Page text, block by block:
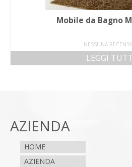
Mobile da Bagno
NESSUNA
LEGGI
AZIENDA
HOME
AZIENDA